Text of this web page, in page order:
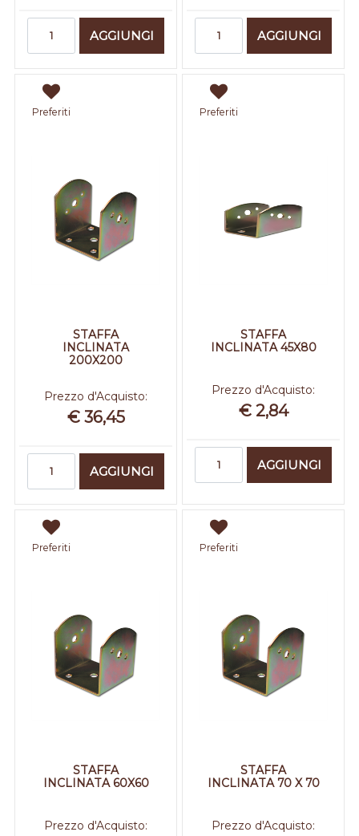
AGGIUNGI AGGIUNGI
Preferiti
STAFFA
INCLINATA
200X200
Prezzo d'Acquisto:
€ 36,45
AGGIUNGI
Preferiti
STAFFA
INCLINATA 45X80
Prezzo d'Acquisto:
€ 2,84
AGGIUNGI
Preferiti
STAFFA
INCLINATA 60X60
Prezzo d'Acquisto:
Preferiti
STAFFA
INCLINATA 70 X 70
Prezzo d'Acquisto: